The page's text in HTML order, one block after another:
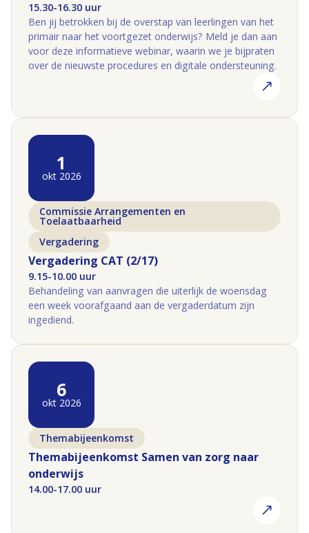
15.30-16.30 uur
Ben jij betrokken bij de overstap van leerlingen van het
primair naar het voortgezet onderwijs? Meld je dan aan
voor deze informatieve webinar, waarin we je bijpraten
over de nieuwste procedures en digitale ondersteuning.
1
okt 2026
Commissie Arrangementen en
Toelaatbaarheid
Vergadering
Vergadering CAT (2/17)
9.15-10.00 uur
Behandeling van aanvragen die uiterlijk de woensdag
een week voorafgaand aan de vergaderdatum zijn
ingediend.
6
okt 2026
Themabijeenkomst
Themabijeenkomst Samen van zorg naar
onderwijs
14.00-17.00 uur
(opent in nieuw tabblad)